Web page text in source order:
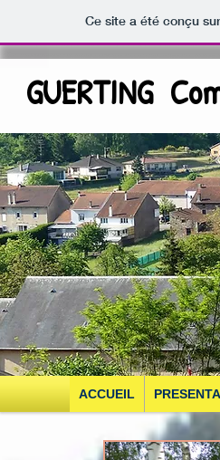
Ce site a été conçu
GUERTING
ACCUEIL